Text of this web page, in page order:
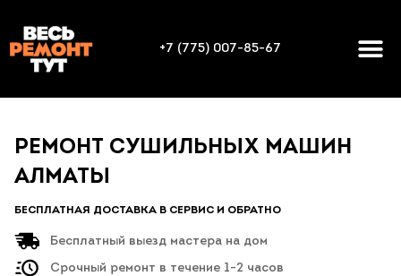
+7 (775) 007-85-67
РЕМОНТ СУШИЛЬНЫХ МАШИН
АЛМАТЫ
БЕСПЛАТНАЯ ДОСТАВКА В СЕРВИС И ОБРАТНО
Бесплатный выезд мастера на дом
Срочный ремонт в течение 1-2 часов